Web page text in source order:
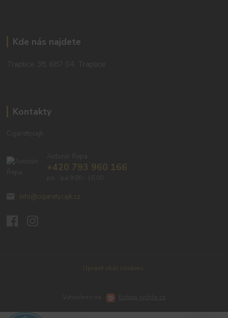
Kde nás najdete
Kontakty
+420 793 960 166
info@cigaretycajk.cz
Upravit sběr cookies.